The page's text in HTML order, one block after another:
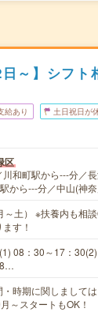
日～】シフト
給あり 土日祝日が
区
和町駅から---分／
から---分／中山(神
～土） ※扶養内も相
す！
08：30～17：
・時期に関しまして
～スタートもOK！